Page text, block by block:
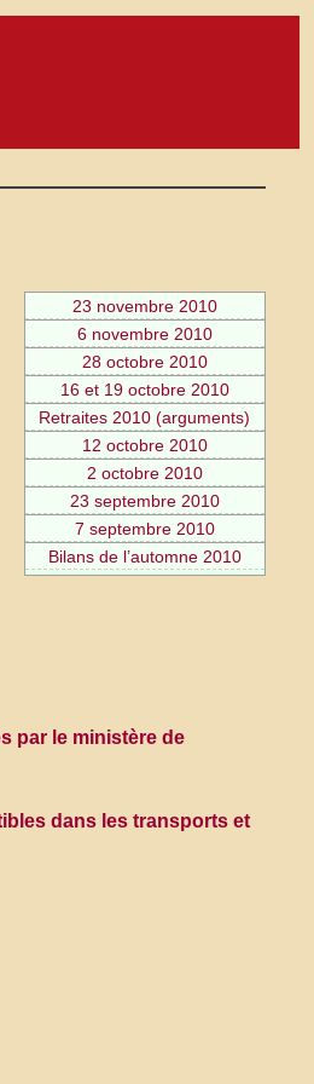
23 novembre 2010
6 novembre 2010
28 octobre 2010
16 et 19 octobre 2010
Retraites 2010 (arguments)
12 octobre 2010
2 octobre 2010
23 septembre 2010
7 septembre 2010
Bilans de l’automne 2010
par le ministère de
dans les transports et